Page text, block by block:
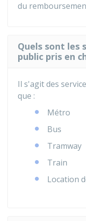
du
Quels sont les
public pris en
Il s'agit des
que :
Métro
Bus
Tramway
Train
Location